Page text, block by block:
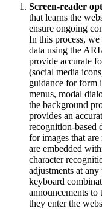
Screen-reader
that learns the
ensure ongoing
In this process,
data using the
provide accurate
(social media
guidance for form
menus, modal
the background
provides an
recognition-based
for images that
are embedded
character
adjustments at
keyboard
announcements to
they enter the